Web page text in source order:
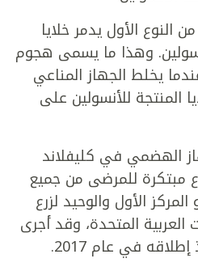
النوع الأول يدمر خلايا
وهذا ما يسمى هجوم
يخلط الجهاز المناعي
المنتجة للأنسولين على
الهضمي في كليفلاند
مبتكرة للمرضى من جميع
الأول والوحيد لزرع
العربية المتحدة، وقد أجرى